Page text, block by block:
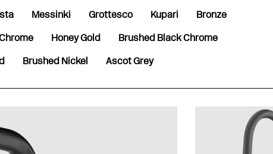
Messinki Grottesco Kupari Bronze
Honey Gold Brushed Black Chrome
Brushed Nickel Ascot Grey